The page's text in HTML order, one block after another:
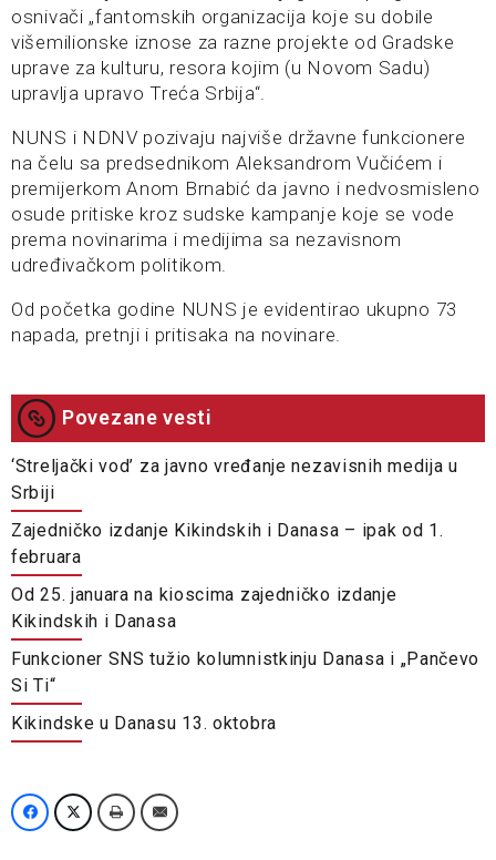
osnivači „fantomskih organizacija koje su dobile
višemilionske iznose za razne projekte od Gradske
uprave za kulturu, resora kojim (u Novom Sadu)
upravlja upravo Treća Srbija“.
NUNS i NDNV pozivaju najviše državne funkcionere
na čelu sa predsednikom Aleksandrom Vučićem i
premijerkom Anom Brnabić da javno i nedvosmisleno
osude pritiske kroz sudske kampanje koje se vode
prema novinarima i medijima sa nezavisnom
udređivačkom politikom.
Od početka godine NUNS je evidentirao ukupno 73
napada, pretnji i pritisaka na novinare.
Povezane vesti
‘Streljački vod’ za javno vređanje nezavisnih medija u
Srbiji
Zajedničko izdanje Kikindskih i Danasa – ipak od 1.
februara
Od 25. januara na kioscima zajedničko izdanje
Kikindskih i Danasa
Funkcioner SNS tužio kolumnistkinju Danasa i „Pančevo
Si Ti“
Kikindske u Danasu 13. oktobra